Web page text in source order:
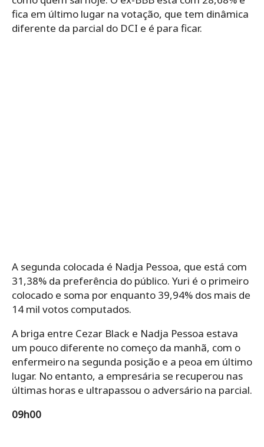
fica em último lugar na votação, que tem dinâmica
diferente da parcial do DCI e é para ficar.
A segunda colocada é Nadja Pessoa, que está com
31,38% da preferência do público. Yuri é o primeiro
colocado e soma por enquanto 39,94% dos mais de
14 mil votos computados.
A briga entre Cezar Black e Nadja Pessoa estava
um pouco diferente no começo da manhã, com o
enfermeiro na segunda posição e a peoa em último
lugar. No entanto, a empresária se recuperou nas
últimas horas e ultrapassou o adversário na parcial.
09h00